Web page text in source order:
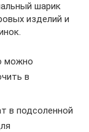
шарик
изделий и
можно
в
в подсоленной